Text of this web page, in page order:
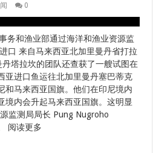
0
务和渔业部通过海洋和渔业资源监
口 来自马来西亚北加里曼丹省打拉
塔拉坎的团队还查获了一艘试图在
亚进口鱼运往北加里曼丹塞巴蒂克
和马来西亚国旗。他们在印尼境内
境内会升起马来西亚国旗。这明显
监测局局长 Pung Nugroho
阅读更多